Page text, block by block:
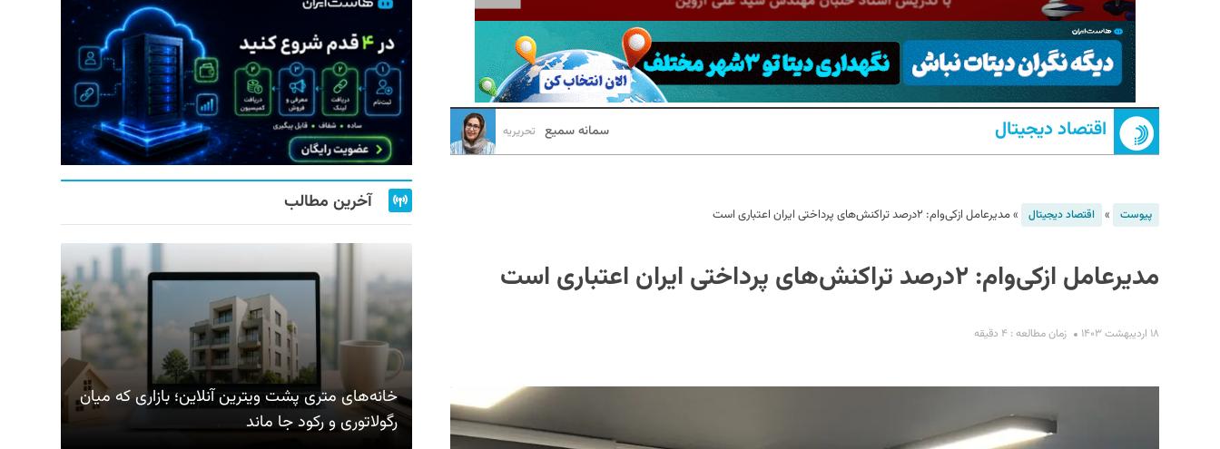
اقتصاد دیجیتال سمانه سمیع تحریریه
پیوست » اقتصاد دیجیتال »مدیرعامل ازکی‌وام: ۲درصد تراکنش‌های پرداختی ایران اعتباری است
مدیرعامل ازکی‌وام: ۲درصد تراکنش‌های پرداختی ایران اعتباری است
۱۸ اردیبهشت ۱۴۰۳ زمان مطالعه : ۴ دقیقه
آخرین مطالب
خانه‌های متری پشت ویترین آنلاین؛ بازاری که میان
رگولاتوری و رکود جا ماند